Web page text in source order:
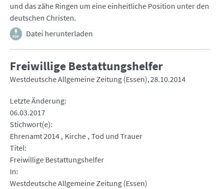
und das zähe Ringen um eine einheitliche Position unter den
deutschen Christen.
Datei herunterladen
Freiwillige Bestattungshelfer
Westdeutsche Allgemeine Zeitung (Essen) 28.10.2014
Letzte Änderung
06.03.2017
Stichwort(e)
Ehrenamt 2014 Kirche Tod und Trauer
Titel
Freiwillige Bestattungshelfer
In
Westdeutsche Allgemeine Zeitung (Essen)